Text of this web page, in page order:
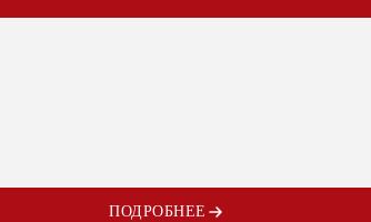
ПОДРОБНЕЕ